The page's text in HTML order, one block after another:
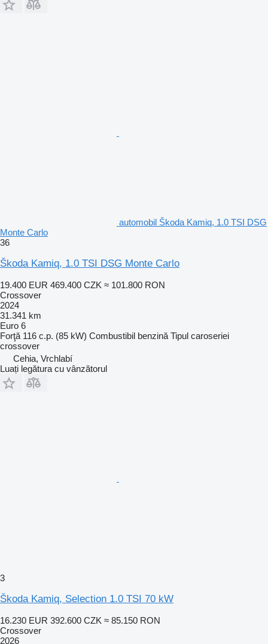
automobil Škoda Kamiq, 1.0 TSI DSG
Monte Carlo
36
Škoda Kamiq, 1.0 TSI DSG Monte Carlo
19.400 EUR 469.400 CZK ≈ 101.800 RON
Crossover
2024
31.341 km
Euro 6
Forţă 116 c.p. (85 kW) Combustibil benzină Tipul caroseriei
crossover
Cehia, Vrchlabí
Luați legătura cu vânzătorul
3
Škoda Kamiq, Selection 1.0 TSI 70 kW
16.230 EUR 392.600 CZK ≈ 85.150 RON
Crossover
2026